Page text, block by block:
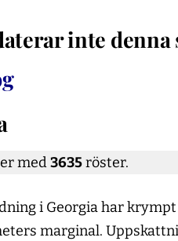
inte denna
med3635röster.
i Georgia har
marginal.